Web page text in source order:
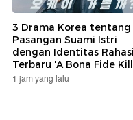
3 Drama Korea tentang
Pasangan Suami Istri
dengan Identitas
Terbaru 'A Bona Fide
1 jam yang lalu